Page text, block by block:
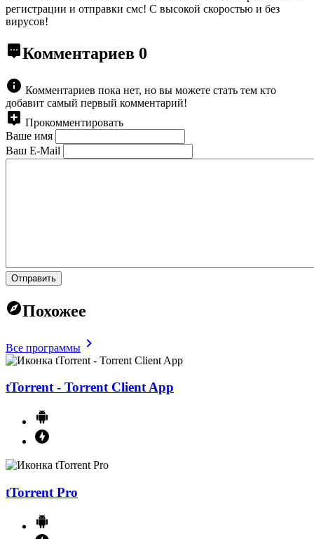
регистрации и отправки смс! С высокой скоростью и без
вирусов!
Комментариев 0
Комментариев пока нет, но вы можете стать тем кто
добавит самый первый комментарий!
Прокомментировать
Ваше имя
Ваш E-Mail
Отправить
Похожее
Все программы
tTorrent - Torrent Client App
tTorrent Pro